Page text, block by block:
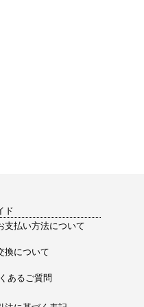
ド
支払い方法について
換について
あるご質問